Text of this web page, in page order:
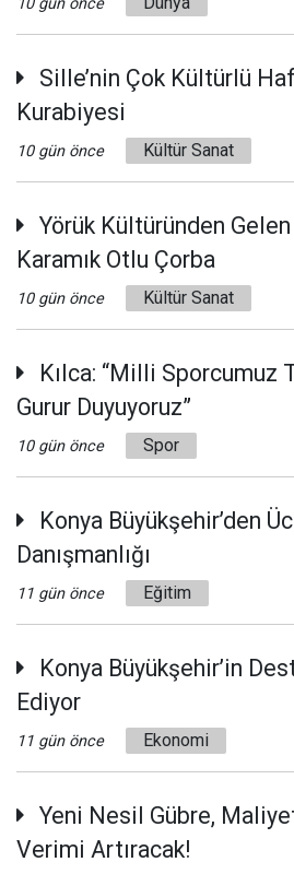
10 gün önce
Sille’nin Çok Kültürlü
Kurabiyesi
10 gün önce Kültür Sanat
Yörük Kültüründen
Karamık Otlu Çorba
10 gün önce Kültür Sanat
Kılca: “Milli Sporcumuz
Gurur Duyuyoruz”
10 gün önce Spor
Konya Büyükşehir’den
Danışmanlığı
11 gün önce Eğitim
Konya Büyükşehir’in
Ediyor
11 gün önce Ekonomi
Yeni Nesil Gübre,
Verimi Artıracak!